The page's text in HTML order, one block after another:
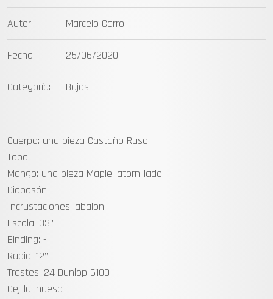
Autor: Marcelo Carro
Fecha: 25/06/2020
Categoría: Bajos
Cuerpo: una pieza Castaño Ruso
Tapa: -
Mango: una pieza Maple, atornillado
Diapasón:
Incrustaciones: abalon
Escala: 33”
Binding: -
Radio: 12”
Trastes: 24 Dunlop 6100
Cejilla: hueso